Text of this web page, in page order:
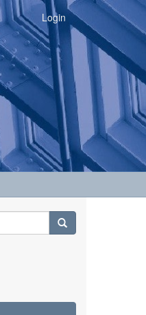
Login